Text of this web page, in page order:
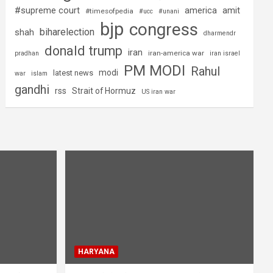
#supreme court
#timesofpedia #ucc #unani america amit
shah biharelection bjp congress dharmendr
pradhan donald trump iran iran-america war iran israel
war islam latest news modi PM MODI Rahul
gandhi
rss Strait of Hormuz US iran war
HARYANA